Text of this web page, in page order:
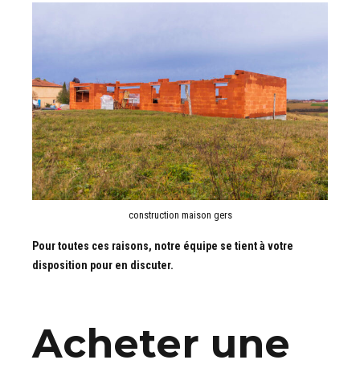
construction maison gers
Pour toutes ces raisons, notre équipe se tient à votre
disposition pour en discuter.
Acheter une